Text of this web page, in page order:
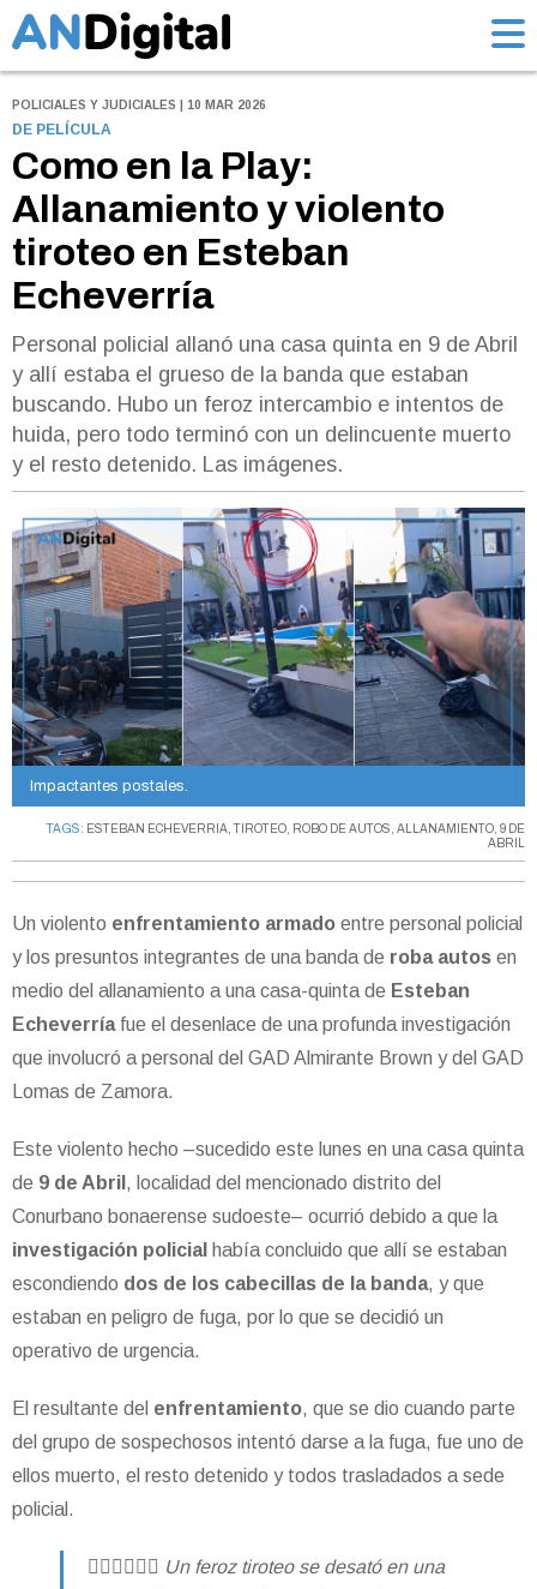
POLICIALES Y JUDICIALES | 10 MAR 2026
DE PELÍCULA
Como en la Play:
Allanamiento y violento
tiroteo en Esteban
Echeverría
Personal policial allanó una casa quinta en 9 de Abril
y allí estaba el grueso de la banda que estaban
buscando. Hubo un feroz intercambio e intentos de
huida, pero todo terminó con un delincuente muerto
y el resto detenido. Las imágenes.
Impactantes postales.
TAGS: ESTEBAN ECHEVERRIA, TIROTEO, ROBO DE AUTOS, ALLANAMIENTO, 9 DE
ABRIL
Un violento enfrentamiento armado entre personal policial
y los presuntos integrantes de una banda de roba autos en
medio del allanamiento a una casa-quinta de Esteban
Echeverría fue el desenlace de una profunda investigación
que involucró a personal del GAD Almirante Brown y del GAD
Lomas de Zamora.
Este violento hecho –sucedido este lunes en una casa quinta
de 9 de Abril , localidad del mencionado distrito del
Conurbano bonaerense sudoeste– ocurrió debido a que la
investigación policial había concluido que allí se estaban
escondiendo dos de los cabecillas de la banda, y que
estaban en peligro de fuga, por lo que se decidió un
operativo de urgencia.
El resultante del enfrentamiento, que se dio cuando parte
del grupo de sospechosos intentó darse a la fuga, fue uno de
ellos muerto, el resto detenido y todos trasladados a sede
policial.
👮🏽‍♂️👮🏽‍♀️ Un feroz tiroteo se desató en una